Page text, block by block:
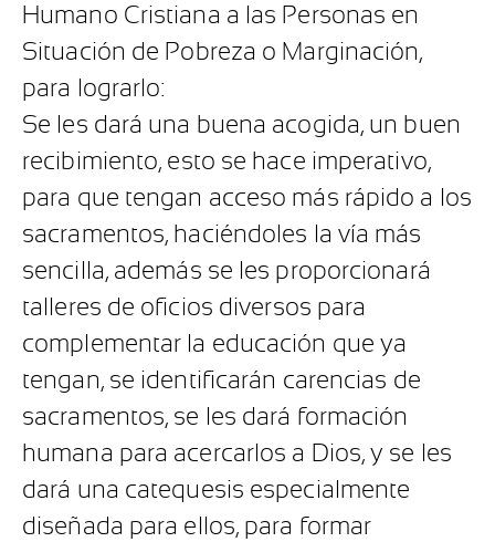
Humano Cristiana a las Personas en
Situación de Pobreza o Marginación,
para lograrlo:
Se les dará una buena acogida, un buen
recibimiento, esto se hace imperativo,
para que tengan acceso más rápido a los
sacramentos, haciéndoles la vía más
sencilla, además se les proporcionará
talleres de oficios diversos para
complementar la educación que ya
tengan, se identificarán carencias de
sacramentos, se les dará formación
humana para acercarlos a Dios, y se les
dará una catequesis especialmente
diseñada para ellos, para formar